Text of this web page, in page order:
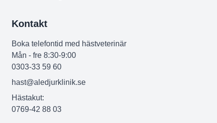
Kontakt
Boka telefontid med hästveterinär
Mån - fre 8:30-9:00
0303-33 59 60
hast@aledjurklinik.se
Hästakut:
0769-42 88 03